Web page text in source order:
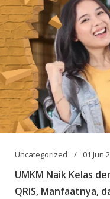
Uncategorized 01 Jun
UMKM Naik Kelas
QRIS, Manfaatnya,